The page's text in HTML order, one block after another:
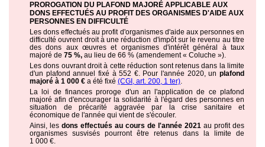
PROROGATION DU PLAFOND MAJORÉ APPLICABLE AUX
DONS EFFECTUÉS AU PROFIT DES ORGANISMES D'AIDE AUX
PERSONNES EN DIFFICULTÉ
Les dons effectués au profit d'organismes d'aide aux personnes en
difficulté ouvrent droit à une réduction d'impôt sur le revenu au titre
des dons aux œuvres et organismes d'intérêt général à taux
majoré de 75 %, au lieu de 66 % (amendement « Coluche »).
Les dons ouvrant droit à cette réduction sont retenus dans la limite
d'un plafond annuel fixé à 552 €. Pour l'année 2020, un plafond
majoré à 1 000 € a été fixé (CGI, art. 200, 1 ter).
La loi de finances proroge d'un an l'application de ce plafond
majoré afin d'encourager la solidarité à l'égard des personnes en
situation de précarité aggravée par la crise sanitaire et
économique de l'année qui vient de s'écouler.
Ainsi, les dons effectués au cours de l'année 2021 au profit des
organismes susvisés pourront être retenus dans la limite de
1 000 €.